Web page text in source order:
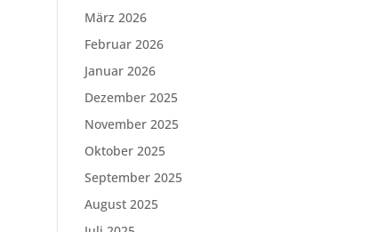
März 2026
Februar 2026
Januar 2026
Dezember 2025
November 2025
Oktober 2025
September 2025
August 2025